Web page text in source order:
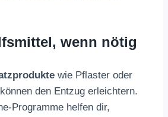
wenn nötig
wie Pflaster oder
den Entzug erleichtern.
Programme helfen dir,